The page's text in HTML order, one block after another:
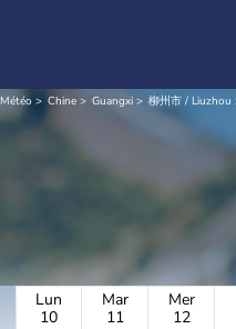
Météo Chine Guangxi 柳州市 / Liuzhou
Lun
10
Mar
11
Mer
12